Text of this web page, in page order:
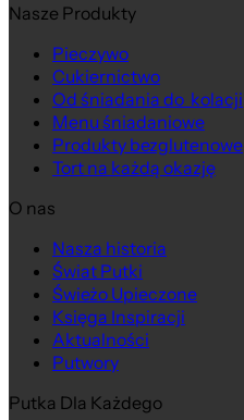
Nasze Produkty
Pieczywo
Cukiernictwo
Od śniadania do kolacji
Menu śniadaniowe
Produkty bezglutenowe
Tort na każdą okazję
O nas
Nasza historia
Świat Putki
Świeżo Upieczone
Księga Inspiracji
Aktualności
Putwory
Putka Dla Każdego